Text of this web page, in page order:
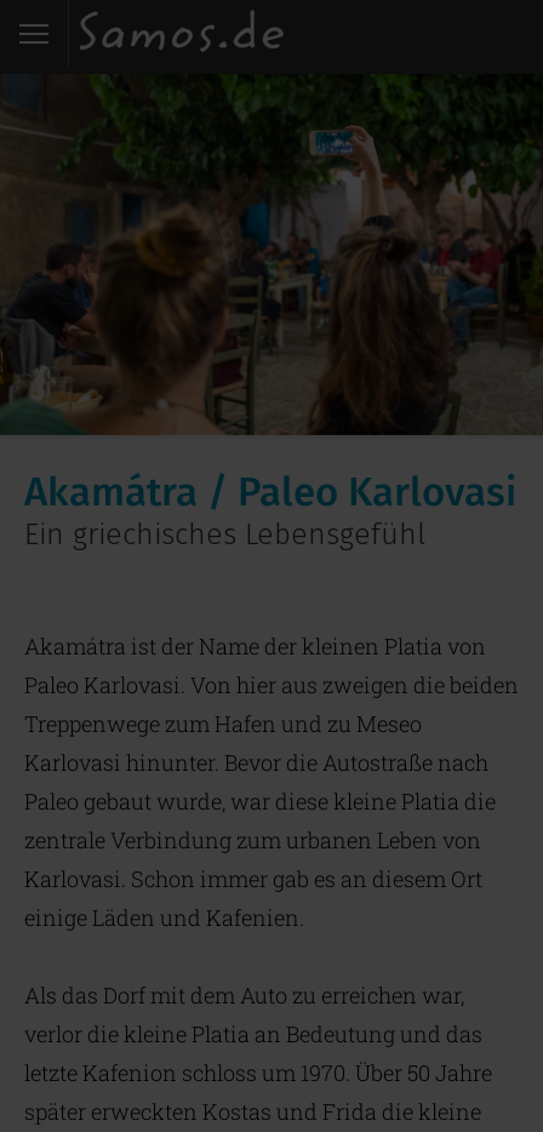
Start
Entdecken
Wohnen
Karte
Kontakt
Akamátra / Paleo Karlovasi
Ein griechisches Lebensgefühl
Akamátra ist der Name der kleinen Platia von
Paleo Karlovasi. Von hier aus zweigen die beiden
Treppenwege zum Hafen und zu Meseo
Karlovasi hinunter. Bevor die Autostraße nach
Paleo gebaut wurde, war diese kleine Platia die
zentrale Verbindung zum urbanen Leben von
Karlovasi. Schon immer gab es an diesem Ort
einige Läden und Kafenien.
Als das Dorf mit dem Auto zu erreichen war,
verlor die kleine Platia an Bedeutung und das
letzte Kafenion schloss um 1970. Über 50 Jahre
später erweckten Kostas und Frida die kleine